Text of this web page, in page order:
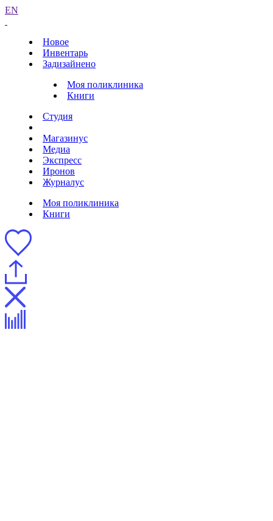
EN
Новое
Инвентарь
Задизайнено
Моя поликлиника
Книги
Студия
Магазинус
Медиа
Экспресс
Иронов
Журналус
Моя поликлиника
Книги